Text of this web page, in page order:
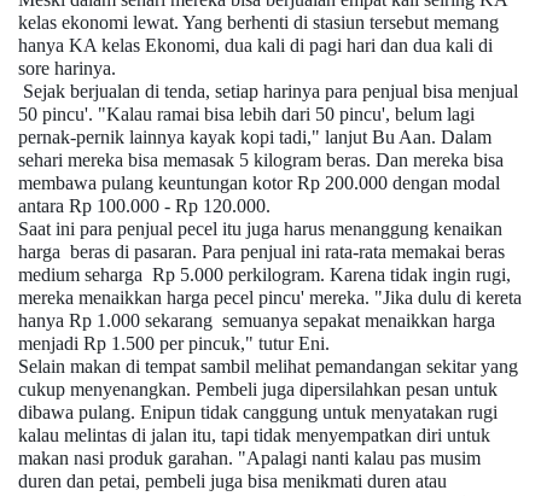
kelas ekonomi lewat. Yang berhenti di stasiun tersebut memang
hanya KA kelas Ekonomi, dua kali di pagi hari dan dua kali di
sore harinya.
Sejak berjualan di tenda, setiap harinya para penjual bisa menjual
50 pincu'. "Kalau ramai bisa lebih dari 50 pincu', belum lagi
pernak-pernik lainnya kayak kopi tadi," lanjut Bu Aan. Dalam
sehari mereka bisa memasak 5 kilogram beras. Dan mereka bisa
membawa pulang keuntungan kotor Rp 200.000 dengan modal
antara Rp 100.000 - Rp 120.000.
Saat ini para penjual pecel itu juga harus menanggung kenaikan
harga beras di pasaran. Para penjual ini rata-rata memakai beras
medium seharga Rp 5.000 perkilogram. Karena tidak ingin rugi,
mereka menaikkan harga pecel pincu' mereka. "Jika dulu di kereta
hanya Rp 1.000 sekarang semuanya sepakat menaikkan harga
menjadi Rp 1.500 per pincuk," tutur Eni.
Selain makan di tempat sambil melihat pemandangan sekitar yang
cukup menyenangkan. Pembeli juga dipersilahkan pesan untuk
dibawa pulang. Enipun tidak canggung untuk menyatakan rugi
kalau melintas di jalan itu, tapi tidak menyempatkan diri untuk
makan nasi produk garahan. "Apalagi nanti kalau pas musim
duren dan petai, pembeli juga bisa menikmati duren atau